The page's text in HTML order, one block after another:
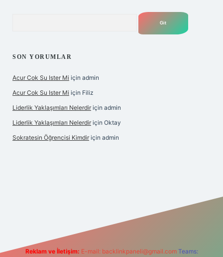
SON YORUMLAR
Acur Cok Su Ister Mi için admin
Acur Cok Su Ister Mi için Filiz
Liderlik Yaklaşımları Nelerdir için admin
Liderlik Yaklaşımları Nelerdir için Oktay
Sokratesin Öğrencisi Kimdir için admin
Reklam ve İletişim: E-mail: backlinkpaneli@gmail.com Teams: